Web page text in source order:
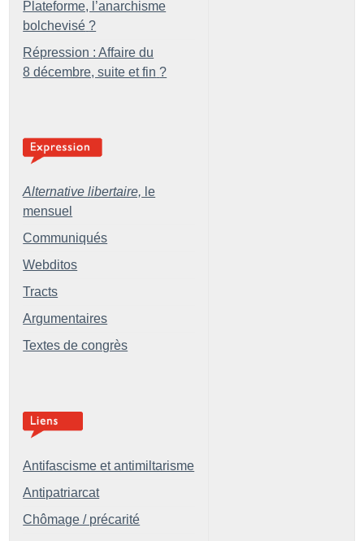
Plateforme, l’anarchisme
bolchevisé ?
Répression : Affaire du
8 décembre, suite et fin ?
Alternative libertaire, le
mensuel
Communiqués
Webditos
Tracts
Argumentaires
Textes de congrès
Antifascisme et antimiltarisme
Antipatriarcat
Chômage / précarité